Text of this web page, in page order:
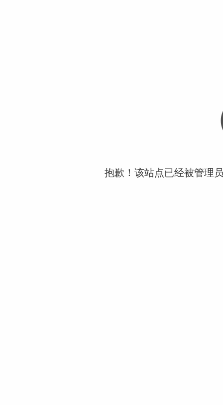
抱歉！该站点已经被管理